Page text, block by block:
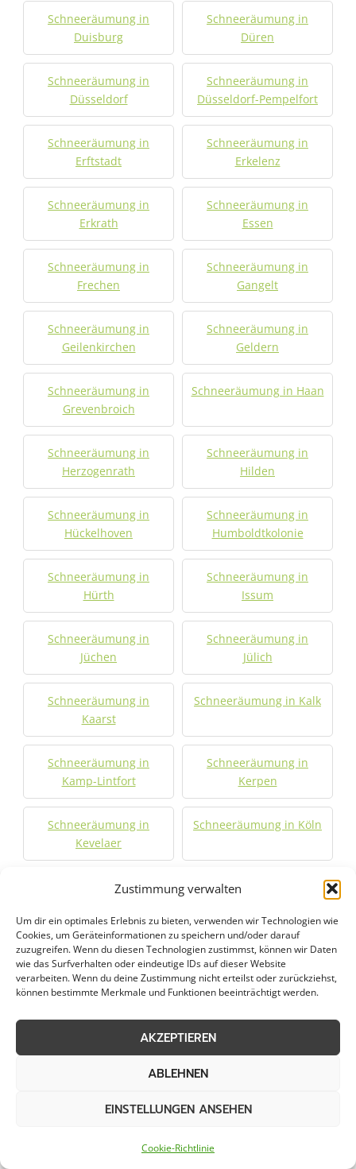
Zustimmung verwalten
Um dir ein optimales Erlebnis zu bieten, verwenden wir Technologien wie
Cookies, um Geräteinformationen zu speichern und/oder darauf
zuzugreifen. Wenn du diesen Technologien zustimmst, können wir Daten
wie das Surfverhalten oder eindeutige IDs auf dieser Website
verarbeiten. Wenn du deine Zustimmung nicht erteilst oder zurückziehst,
können bestimmte Merkmale und Funktionen beeinträchtigt werden.
AKZEPTIEREN
ABLEHNEN
EINSTELLUNGEN ANSEHEN
Cookie-Richtlinie
Schneeräumung in
Duisburg
Schneeräumung in
Düren
Schneeräumung in
Düsseldorf
Schneeräumung in
Düsseldorf-Pempelfort
Schneeräumung in
Erftstadt
Schneeräumung in
Erkelenz
Schneeräumung in
Erkrath
Schneeräumung in
Essen
Schneeräumung in
Frechen
Schneeräumung in
Gangelt
Schneeräumung in
Geilenkirchen
Schneeräumung in
Geldern
Schneeräumung in
Grevenbroich
Schneeräumung in Haan
Schneeräumung in
Herzogenrath
Schneeräumung in
Hilden
Schneeräumung in
Hückelhoven
Schneeräumung in
Humboldtkolonie
Schneeräumung in
Hürth
Schneeräumung in
Issum
Schneeräumung in
Jüchen
Schneeräumung in
Jülich
Schneeräumung in
Kaarst
Schneeräumung in Kalk
Schneeräumung in
Kamp-Lintfort
Schneeräumung in
Kerpen
Schneeräumung in
Kevelaer
Schneeräumung in Köln
Schneeräumung in
Schneeräumung in
Schneeräumung in
Kreuzau
Schneeräumung in
Langenfeld
Schneeräumung in
Schneeräumung in